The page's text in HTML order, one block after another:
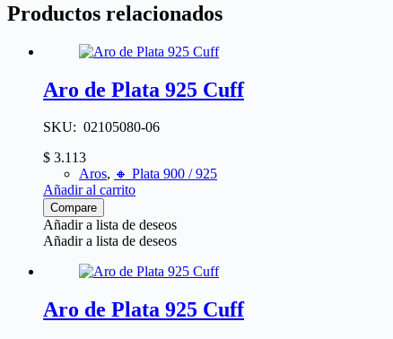
Productos relacionados
Aro de Plata 925 Cuff
SKU: 02105080-06
$ 3.113
Aros, 🔸​ Plata 900 / 925
Añadir al carrito
Compare
Añadir a lista de deseos
Añadir a lista de deseos
Aro de Plata 925 Cuff